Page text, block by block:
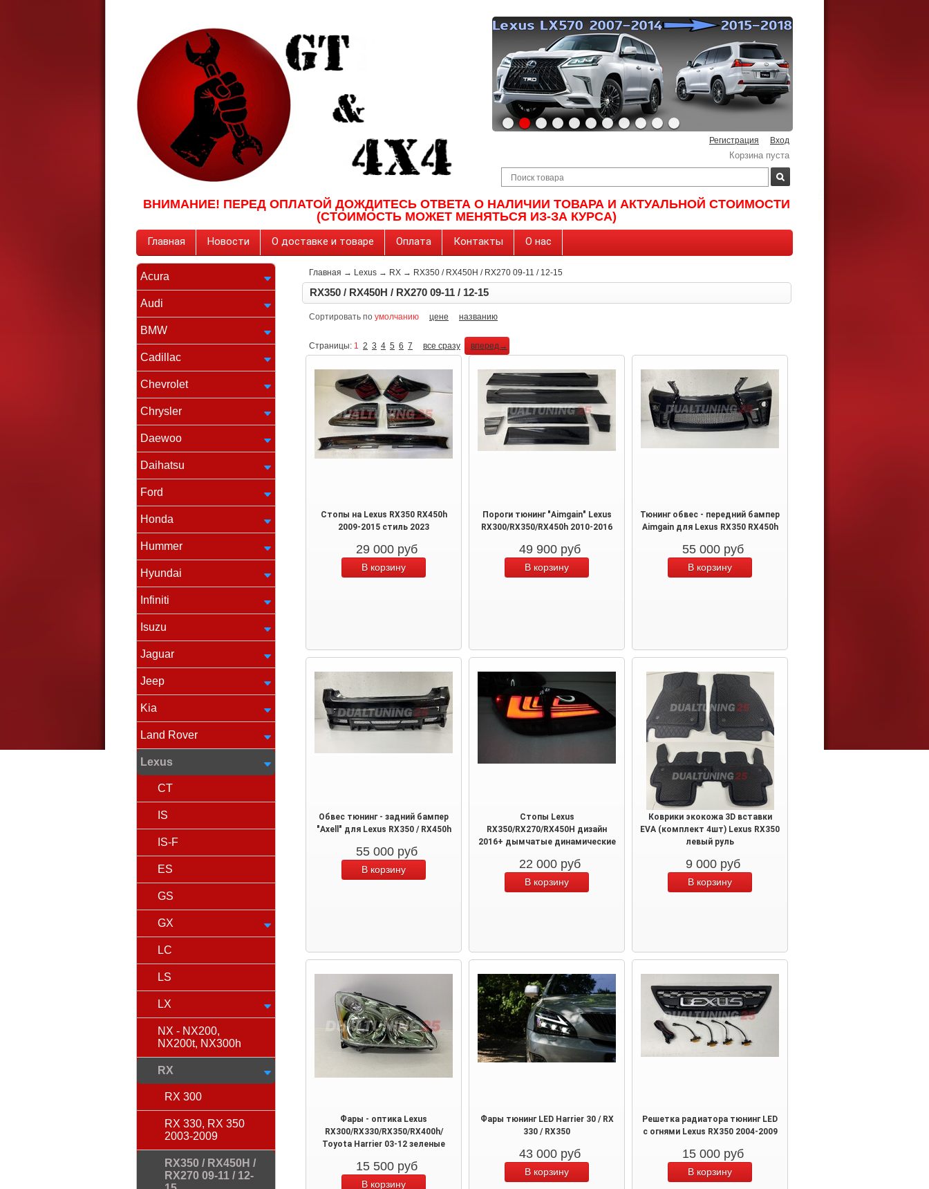
Регистрация Вход
Корзина пуста
ВНИМАНИЕ! ПЕРЕД ОПЛАТОЙ ДОЖДИТЕСЬ ОТВЕТА О НАЛИЧИИ ТОВАРА И АКТУАЛЬНОЙ СТОИМОСТИ
(СТОИМОСТЬ МОЖЕТ МЕНЯТЬСЯ ИЗ-ЗА КУРСА)
Главная Новости О доставке и товаре Оплата Контакты О нас
Acura
Audi
BMW
Cadillac
Chevrolet
Chrysler
Daewoo
Daihatsu
Ford
Honda
Hummer
Hyundai
Infiniti
Isuzu
Jaguar
Jeep
Kia
Land Rover
Lexus
CT
IS
IS-F
ES
GS
GX
LC
LS
LX
NX - NX200,
NX200t, NX300h
RX
RX 300
RX 330, RX 350
2003-2009
RX350 / RX450H /
RX270 09-11 / 12-
Главная → Lexus → RX → RX350 / RX450H / RX270 09-11 / 12-15
RX350 / RX450H / RX270 09-11 / 12-15
Сортировать по умолчанию цене названию
Страницы: 1 2 3 4 5 6 7 все сразу вперед→
Стопы на Lexus RX350 RX450h
2009-2015 стиль 2023
29 000 руб
Пороги тюнинг "Aimgain" Lexus
RX300/RX350/RX450h 2010-2016
49 900 руб
Тюнинг обвес - передний бампер
Aimgain для Lexus RX350 RX450h
55 000 руб
Обвес тюнинг - задний бампер
"Axell" для Lexus RX350 / RX450h
55 000 руб
Стопы Lexus
RX350/RX270/RX450H дизайн
2016+ дымчатые динамические
22 000 руб
Коврики экокожа 3D вставки
EVA (комплект 4шт) Lexus RX350
левый руль
9 000 руб
Фары - оптика Lexus
RX300/RX330/RX350/RX400h/
Toyota Harrier 03-12 зеленые
15 500 руб
Фары тюнинг LED Harrier 30 / RX
330 / RX350
43 000 руб
Решетка радиатора тюнинг LED
с огнями Lexus RX350 2004-2009
15 000 руб